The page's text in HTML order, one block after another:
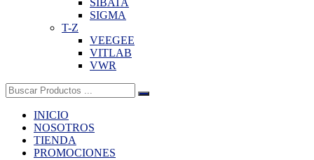
SIBATA
SIGMA
T-Z
VEEGEE
VITLAB
VWR
Buscar:
INICIO
NOSOTROS
TIENDA
PROMOCIONES